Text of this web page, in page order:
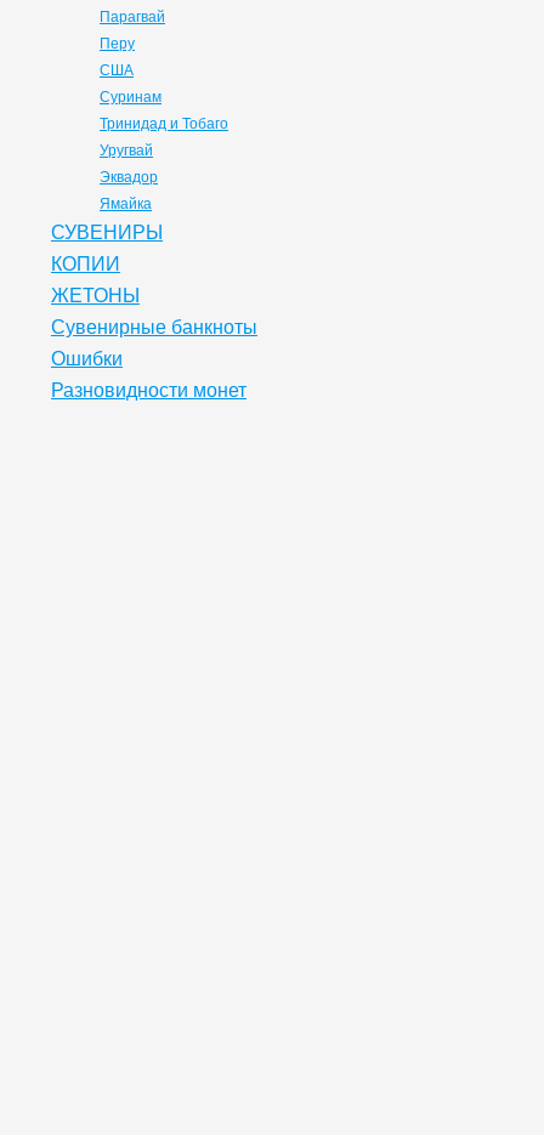
Парагвай
Перу
США
Суринам
Тринидад и Тобаго
Уругвай
Эквадор
Ямайка
СУВЕНИРЫ
КОПИИ
ЖЕТОНЫ
Сувенирные банкноты
Ошибки
Разновидности монет